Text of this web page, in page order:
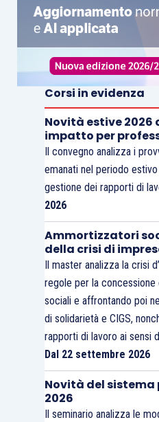
Corsi in evidenza
Novità estive 2026
impatto per
Il convegno analizza i
emanati nel periodo
gestione dei rapporti di
2026
Ammortizzatori
della crisi di
Il master analizza la crisi
regole per la
sociali e affrontando poi
di solidarietà e CIGS,
rapporti di lavoro ai sensi
Dal 22 settembre 2026
Novità del
2026
Il seminario analizza le